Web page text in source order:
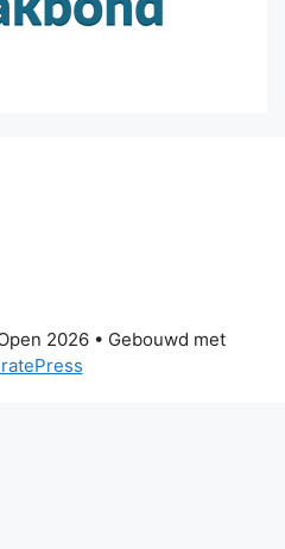
2026• Gebouwd met